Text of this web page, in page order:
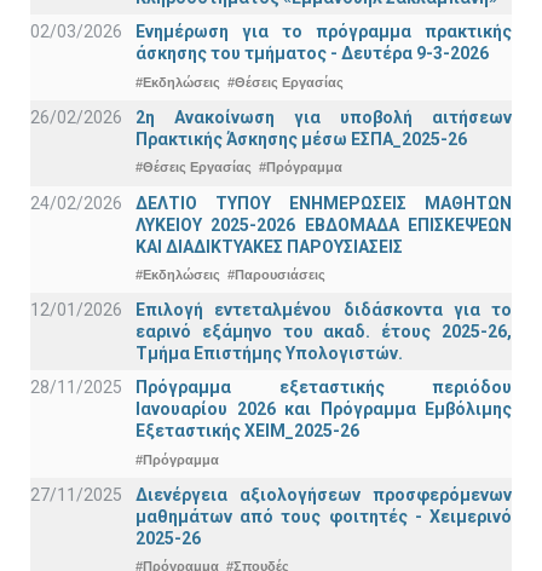
02/03/2026
Ενημέρωση για το πρόγραμμα πρακτικής
άσκησης του τμήματος - Δευτέρα 9-3-2026
#Εκδηλώσεις #Θέσεις Εργασίας
26/02/2026
2η Ανακοίνωση για υποβολή αιτήσεων
Πρακτικής Άσκησης μέσω ΕΣΠΑ_2025-26
#Θέσεις Εργασίας #Πρόγραμμα
24/02/2026
ΔΕΛΤΙΟ ΤΥΠΟΥ ΕΝΗΜΕΡΩΣΕΙΣ ΜΑΘΗΤΩΝ
ΛΥΚΕΙΟΥ 2025-2026 ΕΒΔΟΜΑΔΑ ΕΠΙΣΚΕΨΕΩΝ
ΚΑΙ ΔΙΑΔΙΚΤΥΑΚΕΣ ΠΑΡΟΥΣΙΑΣΕΙΣ
#Εκδηλώσεις #Παρουσιάσεις
12/01/2026
Επιλογή εντεταλμένου διδάσκοντα για το
εαρινό εξάμηνο του ακαδ. έτους 2025-26,
Τμήμα Επιστήμης Υπολογιστών.
28/11/2025
Πρόγραμμα εξεταστικής περιόδου
Ιανουαρίου 2026 και Πρόγραμμα Εμβόλιμης
Εξεταστικής ΧΕΙΜ_2025-26
#Πρόγραμμα
27/11/2025
Διενέργεια αξιολογήσεων προσφερόμενων
μαθημάτων από τους φοιτητές - Χειμερινό
2025-26
#Πρόγραμμα #Σπουδές